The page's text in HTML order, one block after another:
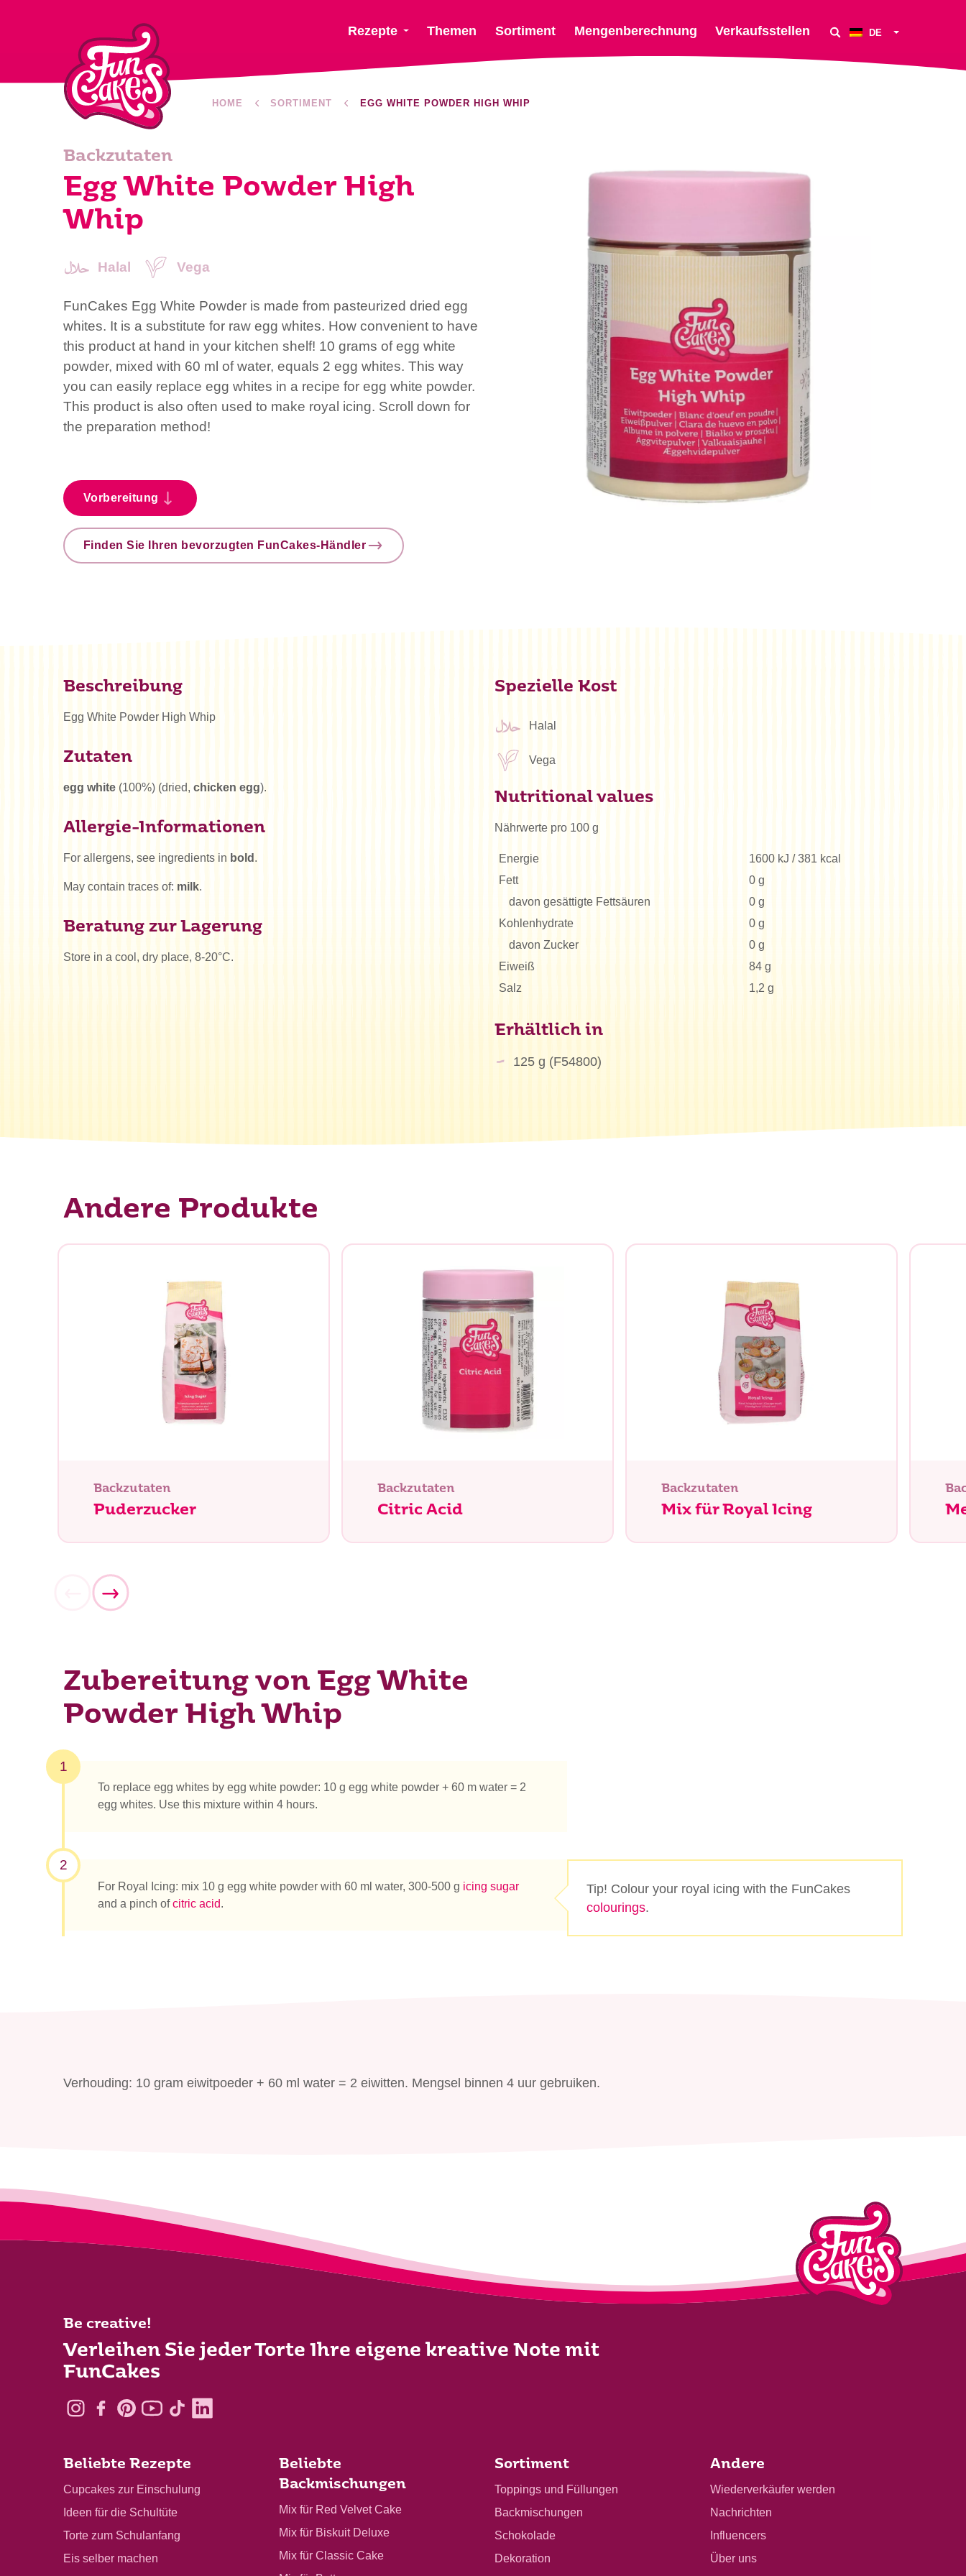
Rezepte Themen Sortiment Mengenberechnung Verkaufsstellen DE
Was suchen Sie?
HOME SORTIMENT EGG WHITE POWDER HIGH WHIP
Backzutaten
Egg White Powder High
Whip
Halal Vega
FunCakes Egg White Powder is made from pasteurized dried egg
whites. It is a substitute for raw egg whites. How convenient to have
this product at hand in your kitchen shelf! 10 grams of egg white
powder, mixed with 60 ml of water, equals 2 egg whites. This way
you can easily replace egg whites in a recipe for egg white powder.
This product is also often used to make royal icing. Scroll down for
the preparation method!
Vorbereitung
Finden Sie Ihren bevorzugten FunCakes-Händler
Beschreibung
Egg White Powder High Whip
Zutaten
egg white (100%) (dried, chicken egg).
Allergie-Informationen
For allergens, see ingredients in bold .
May contain traces of: milk.
Beratung zur Lagerung
Store in a cool, dry place, 8-20°C.
Spezielle Kost
Halal
Vega
Nutritional values
Nährwerte pro 100 g
Energie
1600 kJ / 381 kcal
Fett
0 g
davon gesättigte Fettsäuren
0 g
Kohlenhydrate
0 g
davon Zucker
0 g
Eiweiß
84 g
Salz
1,2 g
Erhältlich in
125 g (F54800)
Andere Produkte
Backzutaten
Puderzucker
Backzutaten
Citric Acid
Backzutaten
Mix für Royal Icing
Zubereitung von Egg White
Powder High Whip
1
To replace egg whites by egg white powder: 10 g egg white powder + 60 m water = 2
egg whites. Use this mixture within 4 hours.
2
For Royal Icing: mix 10 g egg white powder with 60 ml water, 300-500 g icing sugar
and a pinch ofcitric acid.
Tip! Colour your royal icing with the FunCakes
colourings.
Verhouding: 10 gram eiwitpoeder + 60 ml water = 2 eiwitten. Mengsel binnen 4 uur gebruiken.
Be creative!
Verleihen Sie jeder Torte Ihre eigene kreative Note mit
FunCakes
Beliebte Rezepte
Cupcakes zur Einschulung
Ideen für die Schultüte
Torte zum Schulanfang
Eis selber machen
Beliebte
Backmischungen
Mix für Red Velvet Cake
Mix für Biskuit Deluxe
Mix für Classic Cake
Sortiment
Toppings und Füllungen
Backmischungen
Schokolade
Dekoration
Andere
Wiederverkäufer werden
Nachrichten
Influencers
Über uns